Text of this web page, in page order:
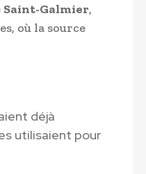
Saint-Galmier,
où la source
déjà
utilisaient pour